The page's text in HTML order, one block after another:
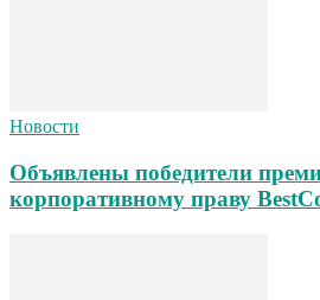
Новости
Объявлены победители
корпоративному праву